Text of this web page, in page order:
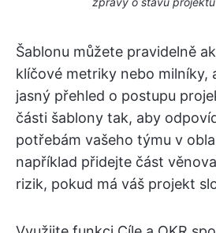
Šablonu můžete pravidelně
klíčové metriky nebo milníky,
jasný přehled o postupu
části šablony tak, aby
potřebám vašeho týmu v
například přidejte část
rizik, pokud má váš projekt